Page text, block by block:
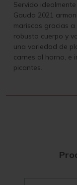
Servido idealmente
Gauda 2021
mariscos gracias
robusto cuerpo y
una variedad de
carnes al horno, e
picantes.